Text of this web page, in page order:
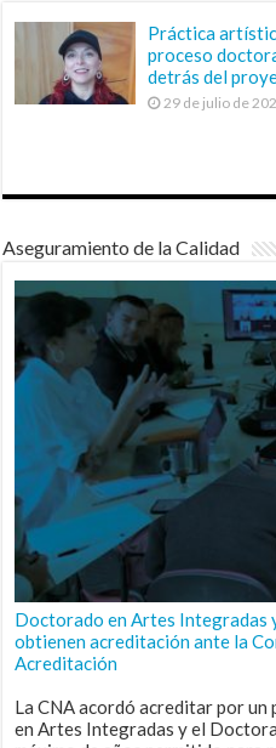
Práctica
proceso
detrás del
29 de julio de
Aseguramiento de la Calidad
Doctorado en Artes Integradas
obtienen acreditación ante la
Acreditación
La CNA acordó acreditar por
en Artes Integradas y el